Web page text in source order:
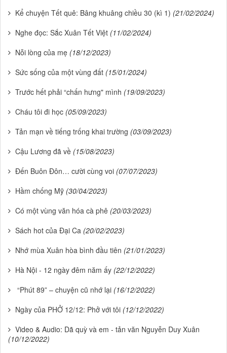
Kể chuyện Tết quê: Bâng khuâng chiều 30 (kì 1) (21/02/2024)
Nghe đọc: Sắc Xuân Tết Việt (11/02/2024)
Nỗi lòng của mẹ (18/12/2023)
Sức sống của một vùng đất (15/01/2024)
Trước hết phải “chấn hưng" mình (19/09/2023)
Cháu tôi đi học (05/09/2023)
Tản mạn về tiếng trống khai trường (03/09/2023)
Cậu Lương đã về (15/08/2023)
Đến Buôn Đôn… cười cùng voi (07/07/2023)
Hầm chống Mỹ (30/04/2023)
Có một vùng văn hóa cà phê (20/03/2023)
Sách hot của Đại Ca (20/02/2023)
Nhớ mùa Xuân hòa bình đầu tiên (21/01/2023)
Hà Nội - 12 ngày đêm năm ấy (22/12/2022)
“Phút 89” – chuyện cũ nhớ lại (16/12/2022)
Ngày của PHỞ 12/12: Phở với tôi (12/12/2022)
Video & Audio: Dã quỳ và em - tản văn Nguyễn Duy Xuân
(10/12/2022)